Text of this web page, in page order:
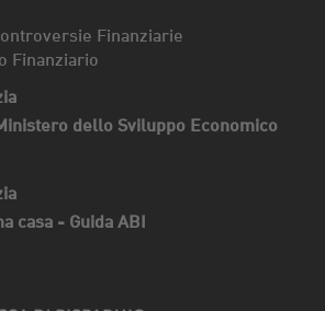
Finanziarie
Finanziario
dello Sviluppo Economico
casa - Guida ABI